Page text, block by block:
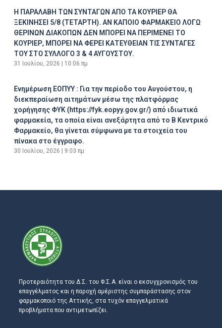
Η ΠΑΡΑΛΑΒΗ ΤΩΝ ΣΥΝΤΑΓΩΝ ΑΠΟ ΤΑ ΚΟΥΡΙΕΡ ΘΑ
ΞΕΚΙΝΗΣΕΙ 5/8 (ΤΕΤΑΡΤΗ). ΑΝ ΚΑΠΟΙΟ ΦΑΡΜΑΚΕΙΟ ΛΟΓΩ
ΘΕΡΙΝΩΝ ΔΙΑΚΟΠΩΝ ΔΕΝ ΜΠΟΡΕΙ ΝΑ ΠΕΡΙΜΕΝΕΙ ΤΟ
ΚΟΥΡΙΕΡ, ΜΠΟΡΕΙ ΝΑ ΦΕΡΕΙ ΚΑΤΕΥΘΕΙΑΝ ΤΙΣ ΣΥΝΤΑΓΕΣ
ΤΟΥ ΣΤΟ ΣΥΛΛΟΓΟ 3 & 4 ΑΥΓΟΥΣΤΟΥ.
31 Ιουλίου, 2026 10:06 πμ
Ενημέρωση ΕΟΠΥΥ : Για την περίοδο του Αυγούστου, η
διεκπεραίωση αιτημάτων μέσω της πλατφόρμας
χορήγησης ΦΥΚ (https://fyk.eopyy.gov.gr/) από ιδιωτικά
φαρμακεία, τα οποία είναι ανεξάρτητα από το Β Κεντρικό
Φαρμακείο, θα γίνεται σύμφωνα με τα στοιχεία του
πίνακα στο έγγραφο.
30 Ιουλίου, 2026 9:03 πμ
Προτεραιότητα του Δ.Σ. του Φ.Σ.Α. είναι ο εκσυγχρονισμός του
επαγγέλματος και η παροχή αμέριστης συμπαράστασης στον
φαρμακοποιό της Αττικής, στα τυχόν επαγγελματικά
προβλήματα που αντιμετωπίζει.